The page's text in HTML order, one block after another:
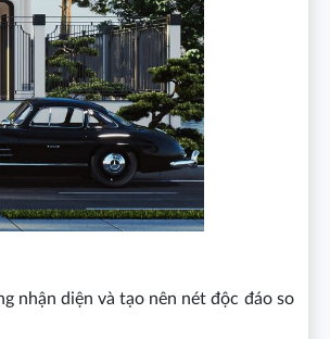
nhận diện và tạo nên nét độc đáo so